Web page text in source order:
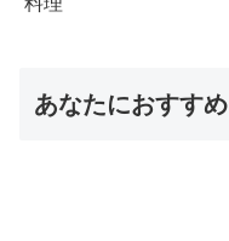
あなたにおすすめ